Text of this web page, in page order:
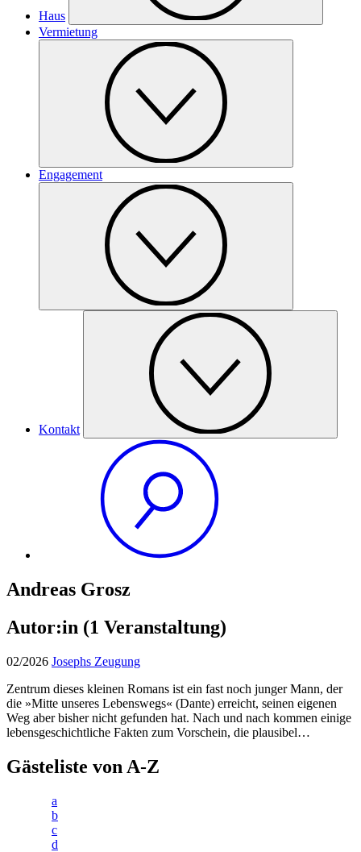
Haus
Vermietung
Engagement
Kontakt
Andreas Grosz
Autor:in (1 Veranstaltung)
02/2026 Josephs Zeugung
Zentrum dieses kleinen Romans ist ein fast noch junger Mann, der
die »Mitte unseres Lebenswegs« (Dante) erreicht, seinen eigenen
Weg aber bisher nicht gefunden hat. Nach und nach kommen einige
lebensgeschichtliche Fakten zum Vorschein, die plausibel…
Gästeliste von A-Z
a
b
c
d